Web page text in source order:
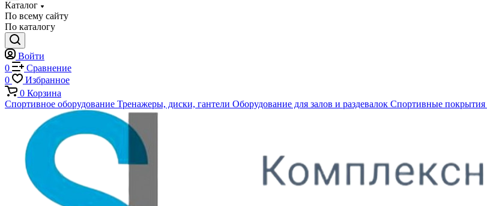
Каталог
По всему сайту
По каталогу
Войти
0
Сравнение
0
Избранное
0 Корзина
Спортивное оборудование Тренажеры, диски, гантели Оборудование для залов и раздевалок Спортивные покрытия